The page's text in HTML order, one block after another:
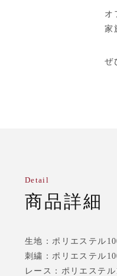
オ
家
ぜ
商品詳細
Detail
生地：ポリエステル
刺繍：ポリエステル
レース：ポリエステル